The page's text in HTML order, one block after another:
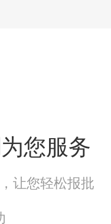
为您服务
让您轻松报批